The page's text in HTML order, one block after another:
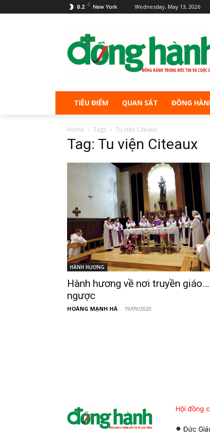
8.2 C New York Wednesday, May 13, 2026
TIÊU ĐIỂM QUAN SÁT ĐỒNG
Home Tags Tu viện Citeaux
Tag: Tu viện Citeaux
HÀNH HƯƠNG
Hành hương về nơi truyền giáo…
ngược
HOÀNG MẠNH HÀ - 19/09/2020
Hội đồng
Đức